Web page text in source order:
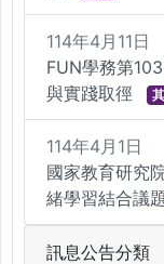
訊息公告分類
114年4月11日
FUN學務第
與實踐取徑
114年4月1日
國家教育研究
緒學習結合議